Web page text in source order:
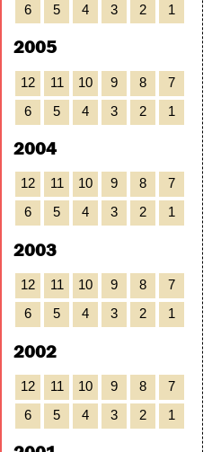
6
5 4 3 2 1
2005
12 11 10 9 8
7
6
5 4 3 2 1
2004
12 11 10 9 8
7
6
5 4 3 2 1
2003
12 11 10 9 8
7
6
5 4 3 2 1
2002
12 11 10 9 8
7
6
5 4 3 2 1